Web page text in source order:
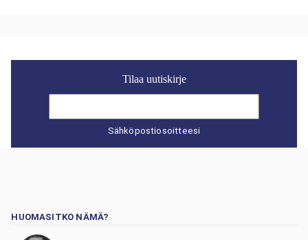
Tilaa uutiskirje
Sähköpostiosoitteesi
HUOMASITKO NÄMÄ?